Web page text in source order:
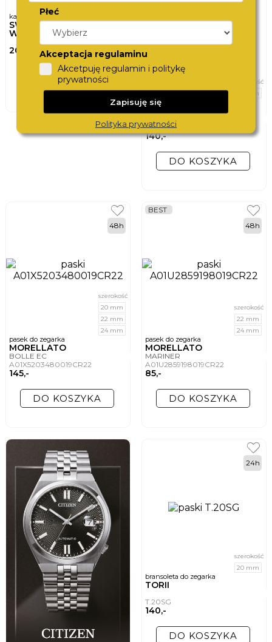
karta podarunkowa
SWISS
WATCHCARD
200,-
DO KOSZYKA
bransoleta do zegarka
TORII
DAICHI
T.20BG
140,-
szerokość
20 mm
DO KOSZYKA
pasek do zegarka
MORELLATO
BOLLE EC
A01X5203480019CR22
145,-
szerokość
20 mm
22 mm
24 mm
48h
DO KOSZYKA
pasek do zegarka
MORELLATO
MARINER
A01U2859198019CR22
85,-
BEST
szerokość
22 mm
24 mm
48h
DO KOSZYKA
bransoleta do zegarka
TORII
T.20SG
140,-
szerokość
20 mm
24h
DO KOSZYKA
Płeć
Akceptacja regulaminu
Akcetpuję regulamin i politykę
prywatności
Zapisuję się
Polityka prywatności